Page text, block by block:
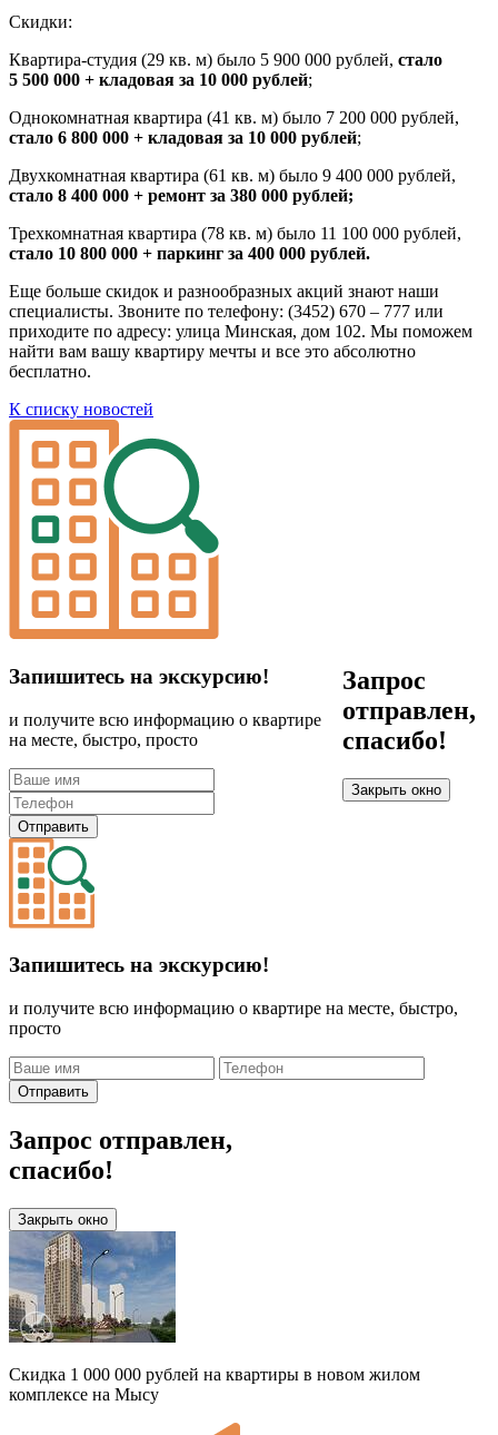
Скидки:
Квартира-студия (29 кв. м) было 5 900 000 рублей, стало
5 500 000 + кладовая за 10 000 рублей;
Однокомнатная квартира (41 кв. м) было 7 200 000 рублей,
стало 6 800 000 + кладовая за 10 000 рублей;
Двухкомнатная квартира (61 кв. м) было 9 400 000 рублей,
стало 8 400 000 + ремонт за 380 000 рублей;
Трехкомнатная квартира (78 кв. м) было 11 100 000 рублей,
стало 10 800 000 + паркинг за 400 000 рублей.
Еще больше скидок и разнообразных акций знают наши
специалисты. Звоните по телефону: (3452) 670 – 777 или
приходите по адресу: улица Минская, дом 102. Мы поможем
найти вам вашу квартиру мечты и все это абсолютно
бесплатно.
К списку новостей
Запишитесь на экскурсию!
и получите всю информацию о квартире
на месте, быстро, просто
Отправить
Запрос
отправлен,
спасибо!
Закрыть окно
Запишитесь на экскурсию!
и получите всю информацию о квартире на месте, быстро,
просто
Отправить
Запрос отправлен,
спасибо!
Закрыть окно
Скидка 1 000 000 рублей на квартиры в новом жилом
комплексе на Мысу